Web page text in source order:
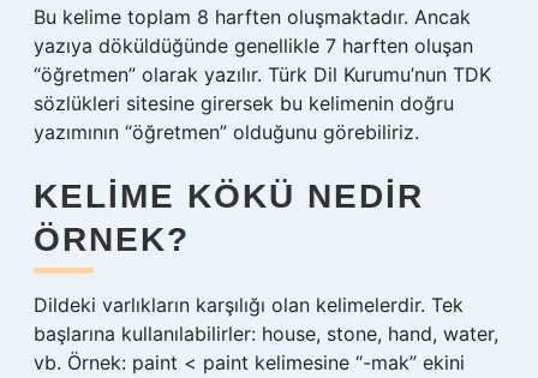
Bu kelime toplam 8 harften oluşmaktadır. Ancak
yazıya döküldüğünde genellikle 7 harften oluşan
“öğretmen” olarak yazılır. Türk Dil Kurumu’nun TDK
sözlükleri sitesine girersek bu kelimenin doğru
yazımının “öğretmen” olduğunu görebiliriz.
KELIME KÖKÜ NEDIR
ÖRNEK?
Dildeki varlıkların karşılığı olan kelimelerdir. Tek
başlarına kullanılabilirler: ​​house, stone, hand, water,
vb. Örnek: paint < paint kelimesine “-mak” ekini